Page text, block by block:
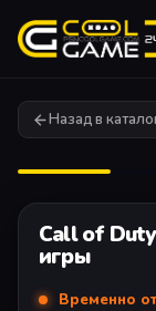
Назад в
Call of
игры
Временно